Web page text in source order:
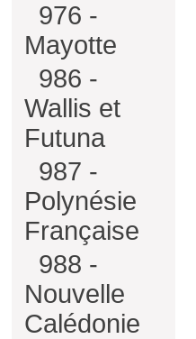
976 -
Mayotte
986 -
Wallis et
Futuna
987 -
Polynésie
Française
988 -
Nouvelle
Calédonie